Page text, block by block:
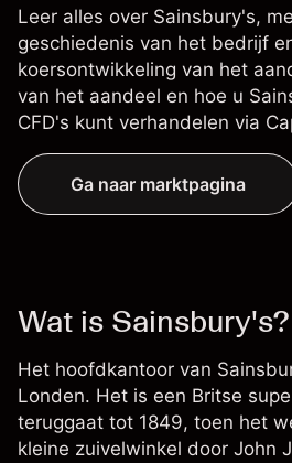
Leer alles over Sainsbury's,
geschiedenis van het bedrijf
koersontwikkeling van het
van het aandeel en hoe u
CFD's kunt verhandelen via
Ga naar marktpagina
Wat is Sainsbury's?
Het hoofdkantoor van
Londen. Het is een Britse
teruggaat tot 1849, toen het
kleine zuivelwinkel door John